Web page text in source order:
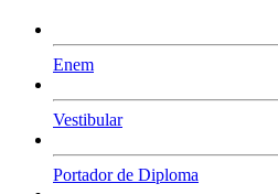
Enem
Vestibular
Portador de Diploma